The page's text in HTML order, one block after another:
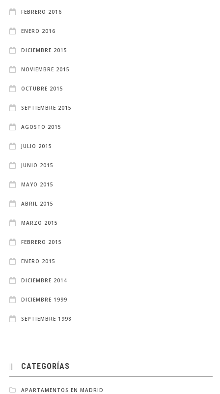
FEBRERO 2016
ENERO 2016
DICIEMBRE 2015
NOVIEMBRE 2015
OCTUBRE 2015
SEPTIEMBRE 2015
AGOSTO 2015
JULIO 2015
JUNIO 2015
MAYO 2015
ABRIL 2015
MARZO 2015
FEBRERO 2015
ENERO 2015
DICIEMBRE 2014
DICIEMBRE 1999
SEPTIEMBRE 1998
CATEGORÍAS
APARTAMENTOS EN MADRID